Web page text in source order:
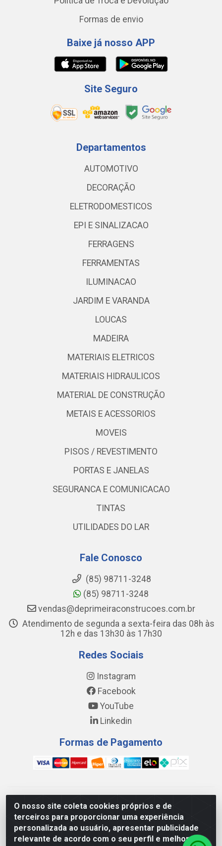
O nosso site coleta cookies próprios e de
terceiros para proporcionar uma experiência
personalizada ao usuário, apresentar publicidade
relevante de acordo com o seu perfil e melhorar a
Formas de envio
Baixe já nosso APP
Site Seguro
Departamentos
AUTOMOTIVO
DECORAÇÃO
ELETRODOMESTICOS
EPI E SINALIZACAO
FERRAGENS
FERRAMENTAS
ILUMINACAO
JARDIM E VARANDA
LOUCAS
MADEIRA
MATERIAIS ELETRICOS
MATERIAIS HIDRAULICOS
MATERIAL DE CONSTRUÇÃO
METAIS E ACESSORIOS
MOVEIS
PISOS / REVESTIMENTO
PORTAS E JANELAS
SEGURANCA E COMUNICACAO
TINTAS
UTILIDADES DO LAR
Fale Conosco
(85) 98711-3248
(85) 98711-3248
vendas@deprimeiraconstrucoes.com.br
Atendimento de segunda a sexta-feira das 08h às
12h e das 13h30 às 17h30
Redes Sociais
Instagram
Facebook
YouTube
Linkedin
Formas de Pagamento
WING DISTRIBUIDORA COMÉRCIO E LOGÍSTICA DE MATERIAL
DE CONSTRUÇÕES LTDA - AV. DA INTEGRAÇÃO, 790 -
PATRÍCIA GOMES, CAUCAIA/CE - CEP 61.604-505 - CNPJ
17.523.384/0001-20